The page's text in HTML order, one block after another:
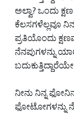
ಅಲ್ವಾ? ಒಂದು
ಕೆಲಸಗಳೆಲ್ಲವೂ
ಪ್ರತಿಯೊಂದು
ನೆನಪುಗಳನ್ನು
ನೀನು ನಿನ್ನ
ಫೋಟೋಗಳನ್ನು